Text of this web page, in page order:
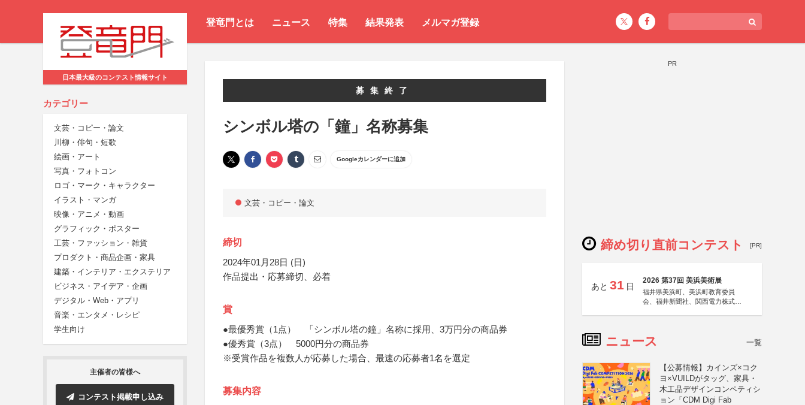
登竜門とは ニュース 特集 結果発表 メルマガ登録
日本最大級のコンテスト情報サイト
カテゴリー
文芸・コピー・論文
川柳・俳句・短歌
絵画・アート
写真・フォトコン
ロゴ・マーク・キャラクター
イラスト・マンガ
映像・アニメ・動画
グラフィック・ポスター
工芸・ファッション・雑貨
プロダクト・商品企画・家具
建築・インテリア・エクステリア
ビジネス・アイデア・企画
デジタル・Web・アプリ
音楽・エンタメ・レシピ
学生向け
主催者の皆様へ
コンテスト掲載申し込み
募集終了
シンボル塔の「鐘」名称募集
Googleカレンダーに追加
文芸・コピー・論文
締切
2024年01月28日 (日)
作品提出・応募締切、必着
賞
●最優秀賞（1点） 「シンボル塔の鐘」名称に採用、3万円分の商品券
●優秀賞（3点） 5000円分の商品券
※受賞作品を複数人が応募した場合、最速の応募者1名を選定
募集内容
PR
締め切り直前コンテスト [PR]
あと 31 日
2026 第37回 美浜美術展
福井県美浜町、美浜町教育委員
会、福井新聞社、関西電力株式会
ニュース 一覧
【公募情報】カインズ×コク
ヨ×VUILDがタッグ、家具・
木工品デザインコンペティシ
ョン「CDM Digi Fab